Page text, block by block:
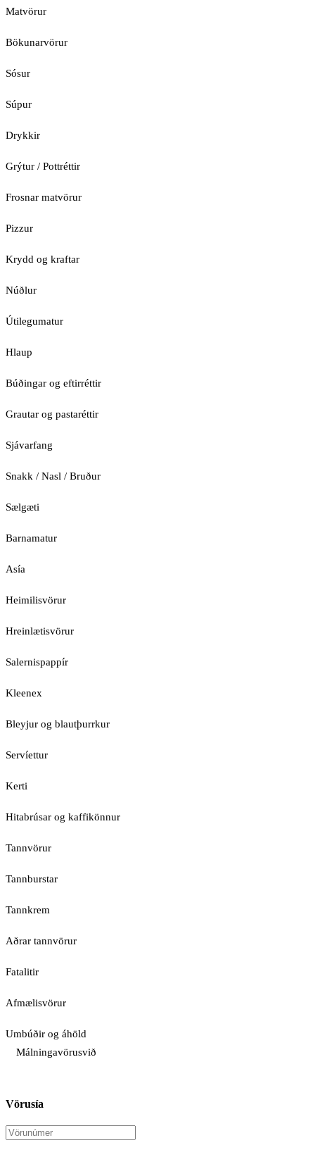
Matvörur
Bökunarvörur
Sósur
Súpur
Drykkir
Grýtur / Pottréttir
Frosnar matvörur
Pizzur
Krydd og kraftar
Núðlur
Útilegumatur
Hlaup
Búðingar og eftirréttir
Grautar og pastaréttir
Sjávarfang
Snakk / Nasl / Bruður
Sælgæti
Barnamatur
Asía
Heimilisvörur
Hreinlætisvörur
Salernispappír
Kleenex
Bleyjur og blautþurrkur
Servíettur
Kerti
Hitabrúsar og kaffikönnur
Tannvörur
Tannburstar
Tannkrem
Aðrar tannvörur
Fatalitir
Afmælisvörur
Umbúðir og áhöld
Málningavörusvið
Vörusía